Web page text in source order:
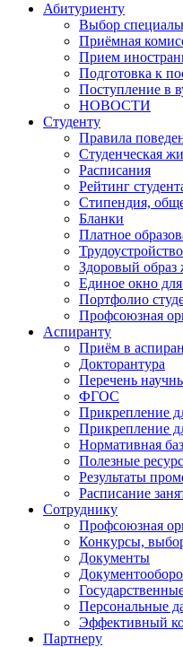
Абитуриенту
Выбор
Приёмная
Прием
Подготовка к
Поступление в
НОВОСТИ
Студенту
Правила
Студенческая
Расписания
Рейтинг
Стипендия,
Бланки
Платное
Здоровый образ
Единое окно
Портфолио
Профсоюзная
Аспиранту
Приём в
Докторантура
Перечень
ФГОС
Прикрепление
Прикрепление
Нормативная
Полезные
Результаты
Расписание
Сотруднику
Профсоюзная
Конкурсы,
Документы
Персональные
Эффективный
Партнеру